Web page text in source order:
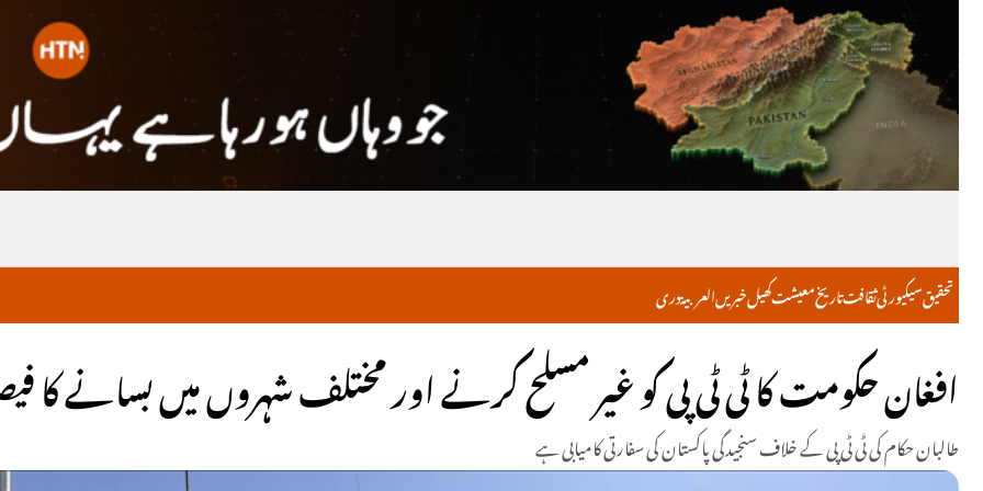
خبریںکھیلمعیشتتاریخثقافتسیکیورٹیتحقیق دریالعربية
افغان حکومت کا ٹی ٹی پی کو غیر مسلح کرنے اور مختلف شہروں میں بسانے کا
طالبان حکام کی ٹی ٹی پی کے خلاف سنجیدگی پاکستان کی سفارتی کامیابی ہے